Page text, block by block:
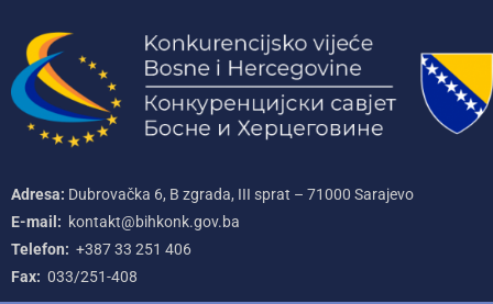
Adresa: Dubrovačka 6, B zgrada, III sprat – 71000‌ Sarajevo
E-mail: kontakt@bihkonk.gov.ba
Telefon: +387‌ 33‌ 251‌ 406
Fax: 033/251-408